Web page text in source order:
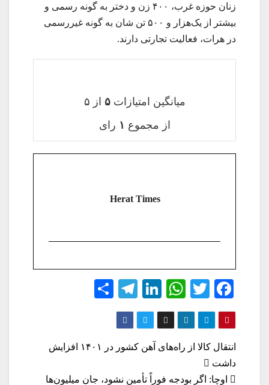
زنان حوزه غرب، ۴۰۰ زن و دختر به گونه رسمی و
بیشتر از یک‌هزار و ۵۰۰ تن شان به گونه غیررسمی
در هرات، فعالیت تجارتی دارند.
میانگین امتیازات۵ از ۵
از مجموع ۱ رای
Herat Times
Fa
ce
bo
ok
T
wi
tte
r
W
ha
ts
A
Li
nk
ed
In
Te
le
gr
a
راهبری
نوشته
انتقال کالا از راه‌های آهن کشور در ۱۴۰۱ افزایش
داشت
اوچا: اگر بودجه فوراً تأمین نشود، جان میلیون‌ها